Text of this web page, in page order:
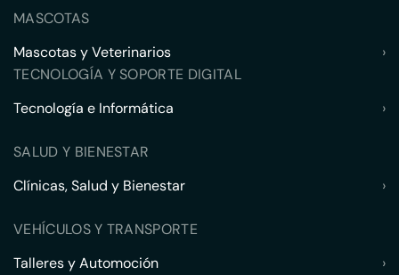
MASCOTAS
Mascotas y Veterinarios
›
TECNOLOGÍA Y SOPORTE DIGITAL
Tecnología e Informática
›
SALUD Y BIENESTAR
Clínicas, Salud y Bienestar
›
VEHÍCULOS Y TRANSPORTE
Talleres y Automoción
›